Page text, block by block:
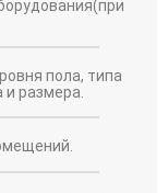
пола, типа
размера.